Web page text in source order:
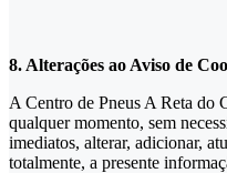
8. Alterações ao Aviso de
A Centro de Pneus A Reta do
qualquer momento, sem
imediatos, alterar, adicionar,
totalmente, a presente